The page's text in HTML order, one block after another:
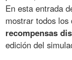
En esta entrada
mostrar todos los
recompensas
edición del